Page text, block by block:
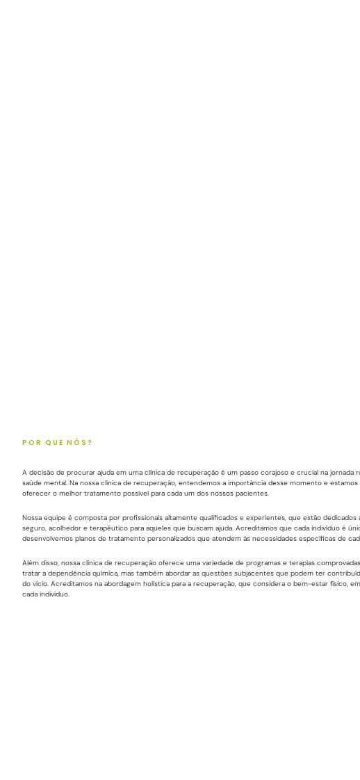
POR QUE NÓS?
A decisão de procurar ajuda em uma clínica de recuperação é um passo corajoso e crucial na jornada
saúde mental. Na nossa clínica de recuperação, entendemos a importância desse momento e
oferecer o melhor tratamento possível para cada um dos nossos pacientes.
Nossa equipe é composta por profissionais altamente qualificados e experientes, que estão
seguro, acolhedor e terapêutico para aqueles que buscam ajuda. Acreditamos que cada indivíduo é
desenvolvemos planos de tratamento personalizados que atendem às necessidades específicas de
Além disso, nossa clínica de recuperação oferece uma variedade de programas e terapias
tratar a dependência química, mas também abordar as questões subjacentes que podem ter
do vício. Acreditamos na abordagem holística para a recuperação, que considera o bem-estar físico,
cada indivíduo.